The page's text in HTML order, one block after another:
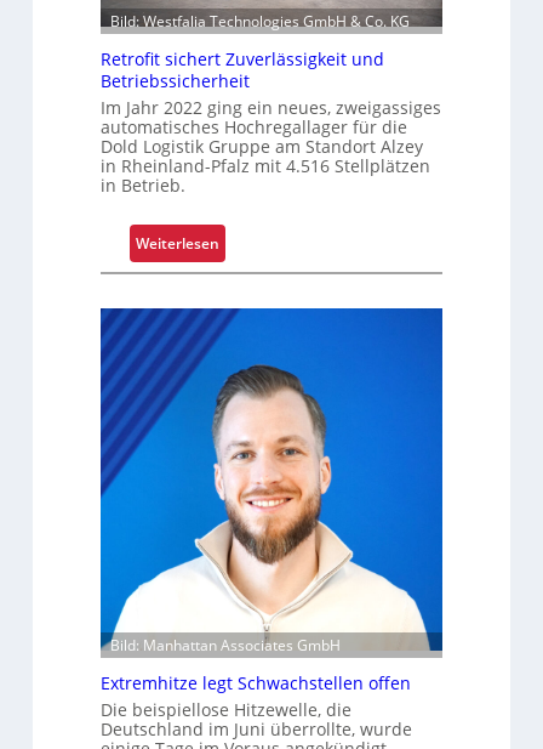
l
e
n
i
e
r
u
n
g
u
a
s
e
n
m
o
d
e
r
n
s
r
t
Bild: Westfalia Technologies GmbH & Co. KG
Retrofit sichert Zuverlässigkeit und
Betriebssicherheit
Im Jahr 2022 ging ein neues, zweigassiges
automatisches Hochregallager für die
Dold Logistik Gruppe am Standort Alzey
in Rheinland-Pfalz mit 4.516 Stellplätzen
in Betrieb.
Weiterlesen:
R
t
r
f
i
t
s
i
c
h
e
Z
u
e
Bild: Manhattan Associates GmbH
Extremhitze legt Schwachstellen offen
Die beispiellose Hitzewelle, die
Deutschland im Juni überrollte, wurde